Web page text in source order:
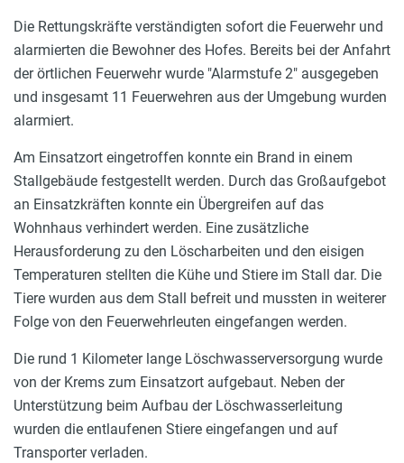
Die Rettungskräfte verständigten sofort die Feuerwehr und
alarmierten die Bewohner des Hofes. Bereits bei der Anfahrt
der örtlichen Feuerwehr wurde "Alarmstufe 2" ausgegeben
und insgesamt 11 Feuerwehren aus der Umgebung wurden
alarmiert.
Am Einsatzort eingetroffen konnte ein Brand in einem
Stallgebäude festgestellt werden. Durch das Großaufgebot
an Einsatzkräften konnte ein Übergreifen auf das
Wohnhaus verhindert werden. Eine zusätzliche
Herausforderung zu den Löscharbeiten und den eisigen
Temperaturen stellten die Kühe und Stiere im Stall dar. Die
Tiere wurden aus dem Stall befreit und mussten in weiterer
Folge von den Feuerwehrleuten eingefangen werden.
Die rund 1 Kilometer lange Löschwasserversorgung wurde
von der Krems zum Einsatzort aufgebaut. Neben der
Unterstützung beim Aufbau der Löschwasserleitung
wurden die entlaufenen Stiere eingefangen und auf
Transporter verladen.